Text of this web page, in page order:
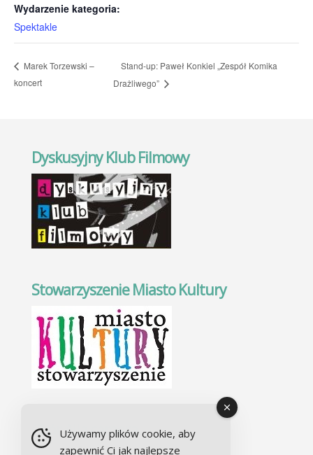
Wydarzenie kategoria:
Spektakle
Marek Torzewski –
koncert
Stand-up: Paweł Konkiel „Zespół Komika
Drażliwego”
Dyskusyjny Klub Filmowy
Stowarzyszenie Miasto Kultury
Chór Alla camera
Używamy plików cookie, aby
zapewnić Ci jak najlepsze